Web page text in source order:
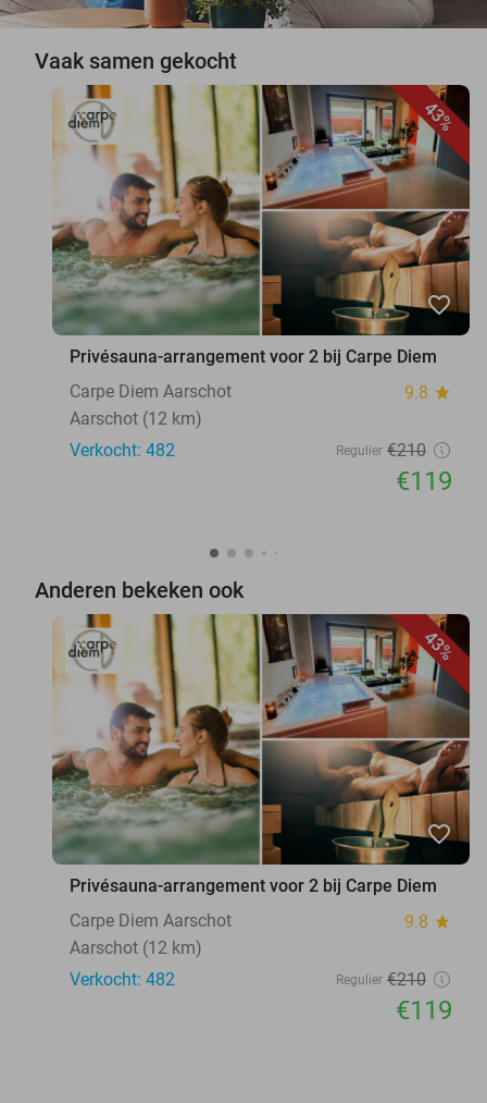
Vaak samen gekocht
43%
favorite_border
Privésauna-arrangement voor 2 bij Carpe Diem
Carpe Diem Aarschot
9.8 star
Aarschot (12 km)
Verkocht: 482
Regulier €210
€119
Anderen bekeken ook
43%
favorite_border
Privésauna-arrangement voor 2 bij Carpe Diem
Carpe Diem Aarschot
9.8 star
Aarschot (12 km)
Verkocht: 482
Regulier €210
€119